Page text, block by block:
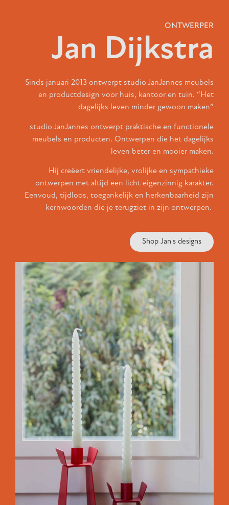
ONTWERPER
Jan Dijkstra
Sinds januari 2013 ontwerpt studio JanJannes meubels
en productdesign voor huis, kantoor en tuin. “Het
dagelijks leven minder gewoon maken”
studio JanJannes ontwerpt praktische en functionele
meubels en producten. Ontwerpen die het dagelijks
leven beter en mooier maken.
Hij creëert vriendelijke, vrolijke en sympathieke
ontwerpen met altijd een licht eigenzinnig karakter.
Eenvoud, tijdloos, toegankelijk en herkenbaarheid zijn
kernwoorden die je terugziet in zijn ontwerpen.
Shop Jan's designs